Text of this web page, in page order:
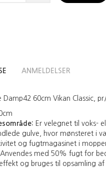
ANMELDELSER
Damp42 60cm Vikan Classic,
Er velegnet til voks-
gulve, hvor mønsteret i
og fugtmagasinet i
med 50% fugt for
og bruges til opsamling af